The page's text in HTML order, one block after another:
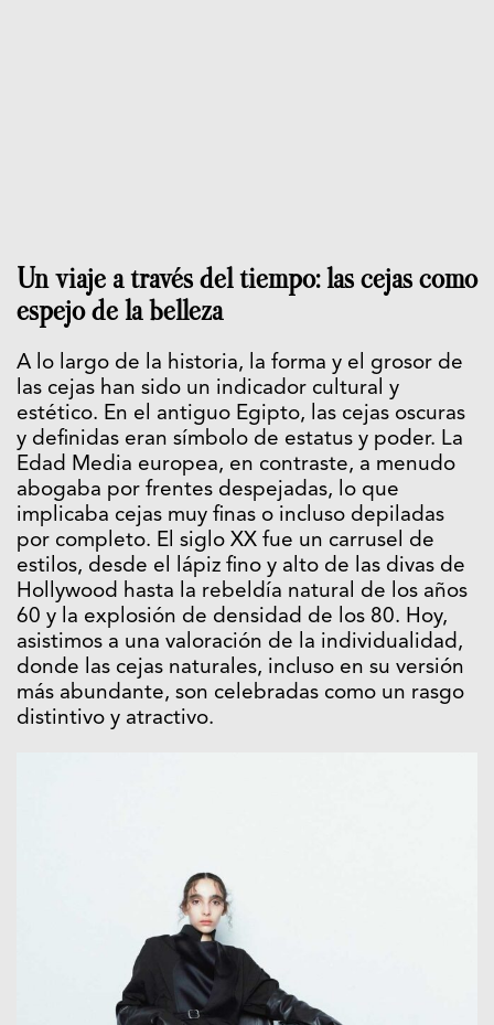
Un viaje a través del tiempo: las cejas como
espejo de la belleza
A lo largo de la historia, la forma y el grosor de
las cejas han sido un indicador cultural y
estético. En el antiguo Egipto, las cejas oscuras
y definidas eran símbolo de estatus y poder. La
Edad Media europea, en contraste, a menudo
abogaba por frentes despejadas, lo que
implicaba cejas muy finas o incluso depiladas
por completo. El siglo XX fue un carrusel de
estilos, desde el lápiz fino y alto de las divas de
Hollywood hasta la rebeldía natural de los años
60 y la explosión de densidad de los 80. Hoy,
asistimos a una valoración de la individualidad,
donde las cejas naturales, incluso en su versión
más abundante, son celebradas como un rasgo
distintivo y atractivo.